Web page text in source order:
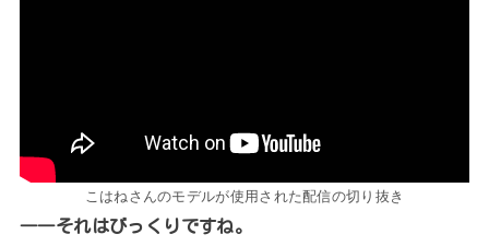
こはねさんのモデルが使用された配信の切り抜き
――それはびっくりですね。